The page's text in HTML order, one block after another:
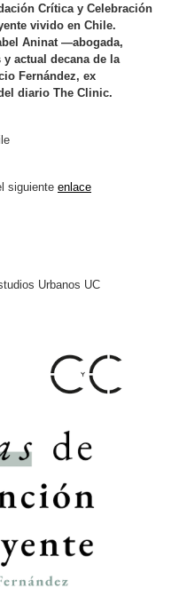
Crítica y Celebración
vivido en Chile.
Aninat —abogada,
actual decana de la
Fernández, ex
diario The Clinic.
siguiente enlace
Urbanos UC